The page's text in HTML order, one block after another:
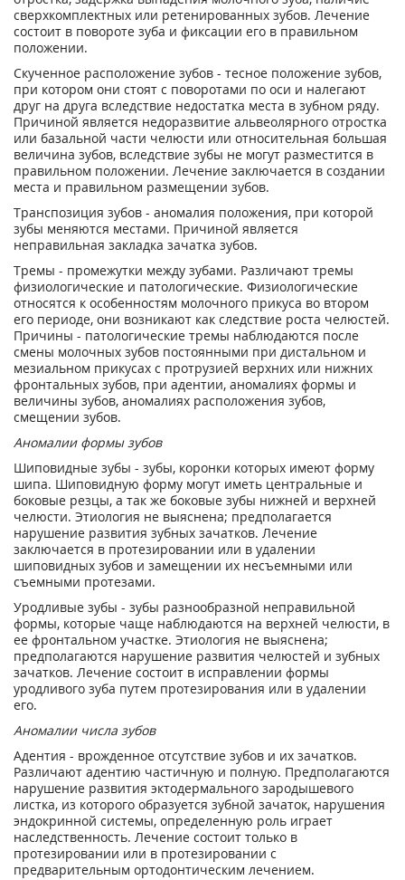
сверхкомплектных или ретенированных зубов. Лечение
состоит в повороте зуба и фиксации его в правильном
положении.
Скученное расположение зубов - тесное положение зубов,
при котором они стоят с поворотами по оси и налегают
друг на друга вследствие недостатка места в зубном ряду.
Причиной является недоразвитие альвеолярного отростка
или базальной части челюсти или относительная большая
величина зубов, вследствие зубы не могут разместится в
правильном положении. Лечение заключается в создании
места и правильном размещении зубов.
Транспозиция зубов - аномалия положения, при которой
зубы меняются местами. Причиной является
неправильная закладка зачатка зубов.
Тремы - промежутки между зубами. Различают тремы
физиологические и патологические. Физиологические
относятся к особенностям молочного прикуса во втором
его периоде, они возникают как следствие роста челюстей.
Причины - патологические тремы наблюдаются после
смены молочных зубов постоянными при дистальном и
мезиальном прикусах с протрузией верхних или нижних
фронтальных зубов, при адентии, аномалиях формы и
величины зубов, аномалиях расположения зубов,
смещении зубов.
Аномалии формы зубов
Шиповидные зубы - зубы, коронки которых имеют форму
шипа. Шиповидную форму могут иметь центральные и
боковые резцы, а так же боковые зубы нижней и верхней
челюсти. Этиология не выяснена; предполагается
нарушение развития зубных зачатков. Лечение
заключается в протезировании или в удалении
шиповидных зубов и замещении их несъемными или
съемными протезами.
Уродливые зубы - зубы разнообразной неправильной
формы, которые чаще наблюдаются на верхней челюсти, в
ее фронтальном участке. Этиология не выяснена;
предполагаются нарушение развития челюстей и зубных
зачатков. Лечение состоит в исправлении формы
уродливого зуба путем протезирования или в удалении
его.
Аномалии числа зубов
Адентия - врожденное отсутствие зубов и их зачатков.
Различают адентию частичную и полную. Предполагаются
нарушение развития эктодермального зародышевого
листка, из которого образуется зубной зачаток, нарушения
эндокринной системы, определенную роль играет
наследственность. Лечение состоит только в
протезировании или в протезировании с
предварительным ортодонтическим лечением.